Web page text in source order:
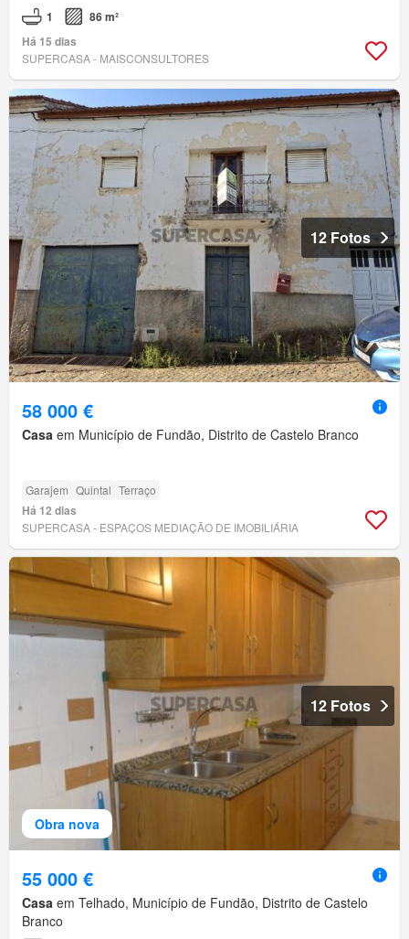
1
86 m²
Há 15 dias
SUPERCASA - MAISCONSULTORES
12 Fotos
58 000 €
Casa em Município de Fundão, Distrito de Castelo Branco
Garajem Quintal Terraço
Há 12 dias
SUPERCASA - ESPAÇOS MEDIAÇÃO DE IMOBILIÁRIA
Obra nova
12 Fotos
55 000 €
Casa em Telhado, Município de Fundão, Distrito de Castelo
Branco